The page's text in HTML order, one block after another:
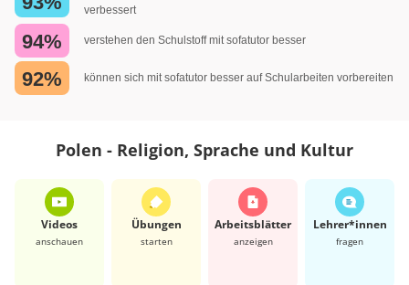
verbessert
94% verstehen den Schulstoff mit sofatutor besser
92% können sich mit sofatutor besser auf Schularbeiten vorbereiten
Polen - Religion, Sprache und Kultur
Videos
anschauen
Übungen
starten
Arbeits­blätter
anzeigen
Lehrer*​innen
fragen